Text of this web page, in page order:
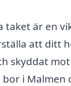
taket är en
att ditt
skyddat
bor i Malmen